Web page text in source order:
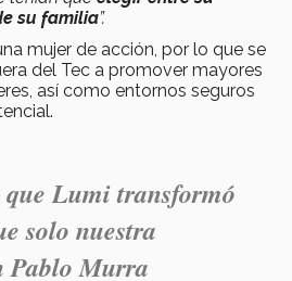
su familia”.
mujer de acción, por lo que se
del Tec a promover mayores
así como entornos seguros
Lumi transformó
solo nuestra
Murra